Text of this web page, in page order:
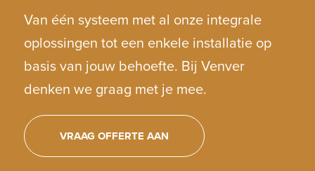
Van één systeem met al onze integrale
oplossingen tot een enkele installatie op
basis van jouw behoefte. Bij Venver
denken we graag met je mee.
VRAAG OFFERTE AAN